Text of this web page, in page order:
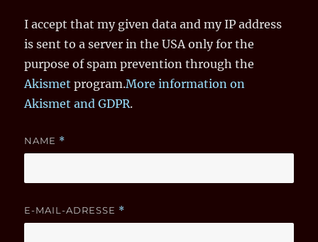
I accept that my given data and my IP address
is sent to a server in the USA only for the
purpose of spam prevention through the
Akismet program.More information on
Akismet and GDPR.
NAME *
E-MAIL-ADRESSE *